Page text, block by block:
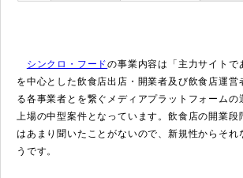
シンクロ・フードの事業内容は「主力サイトで
を中心とした飲食店出店・開業者及び飲食店運営
る各事業者とを繋ぐメディアプラットフォームの
上場の中型案件となっています。飲食店の開業段
はあまり聞いたことがないので、新規性からそれ
うです。